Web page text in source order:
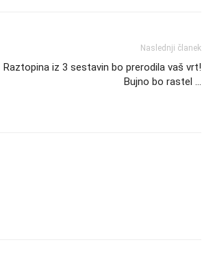
Naslednji članek
Raztopina iz 3 sestavin bo prerodila vaš vrt!
Bujno bo rastel …